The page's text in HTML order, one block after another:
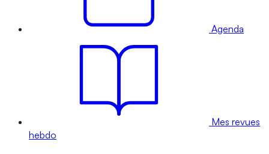
Agenda
Mes revues
hebdo